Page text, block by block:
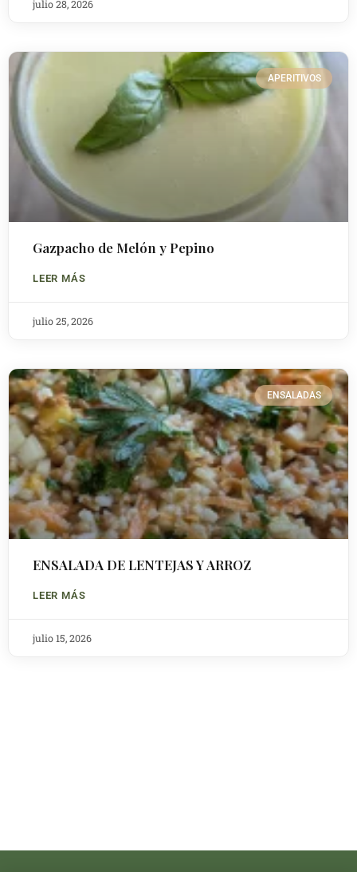
julio 28, 2026
APERITIVOS
Gazpacho de Melón y Pepino
LEER MÁS
julio 25, 2026
ENSALADAS
ENSALADA DE LENTEJAS Y ARROZ
LEER MÁS
julio 15, 2026